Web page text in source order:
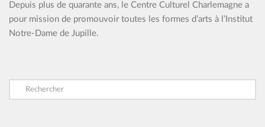
Depuis plus de quarante ans, le Centre Culturel Charlemagne a
pour mission de promouvoir toutes les formes d’arts à l’Institut
Notre-Dame de Jupille.